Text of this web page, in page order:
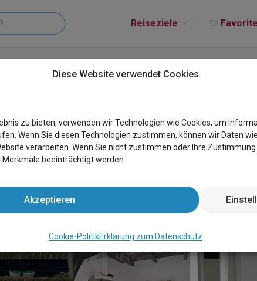
Reiseziele
Diese Website verwendet Cookies
zu bieten, verwenden wir Technologien wie Cookies, um
Wenn Sie diesen Technologien zustimmen, können wir Daten
verarbeiten. Wenn Sie nicht zustimmen oder Ihre
beeinträchtigt werden.
Akzeptieren
Cookie-PolitikErklärung zum Datenschutz